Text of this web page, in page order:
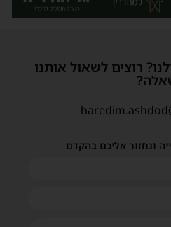
רוצים לשאול אותנו
ונחזור אליכם בהקדם